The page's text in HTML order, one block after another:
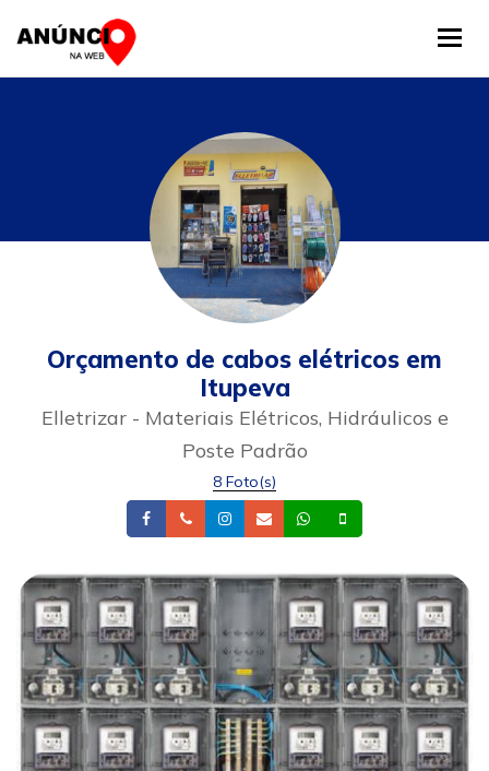
Orçamento de cabos elétricos em
Itupeva
Elletrizar - Materiais Elétricos, Hidráulicos e
Poste Padrão
8 Foto(s)
FacebookTelefoneInstagram
Email Whatsapp